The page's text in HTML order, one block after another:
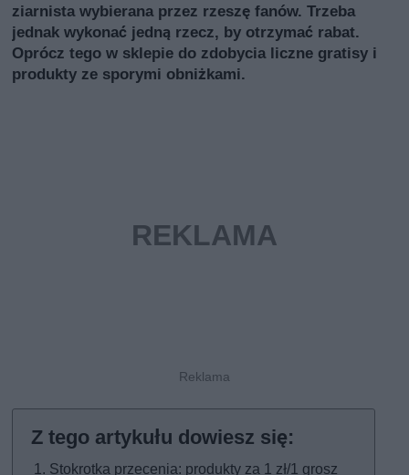
ziarnista wybierana przez rzeszę fanów. Trzeba
jednak wykonać jedną rzecz, by otrzymać rabat.
Oprócz tego w sklepie do zdobycia liczne gratisy i
produkty ze sporymi obniżkami.
Stokrotka przecenia: produkty za 1 zł/1 grosz